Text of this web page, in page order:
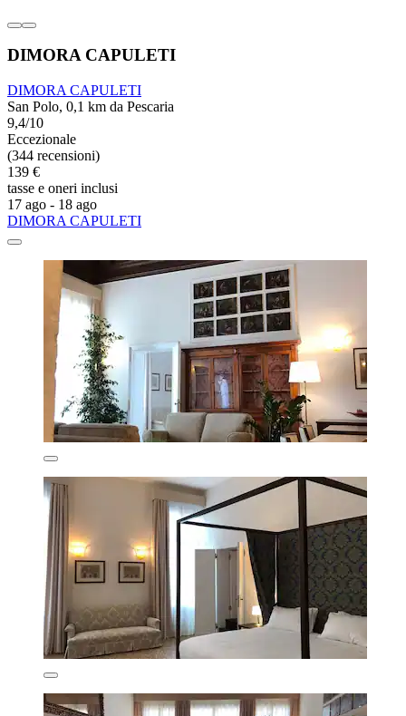
DIMORA CAPULETI
DIMORA CAPULETI
San Polo, 0,1 km da Pescaria
9,4/10
Eccezionale
(344 recensioni)
139 €
tasse e oneri inclusi
17 ago - 18 ago
DIMORA CAPULETI